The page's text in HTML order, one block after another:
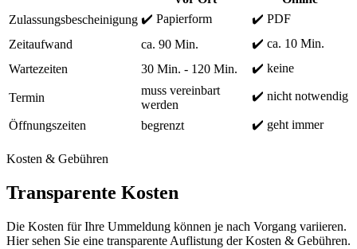
Zulassungsbescheinigung ✔️ Papierform
✔️ PDF
Zeitaufwand
ca. 90 Min.
✔️ ca. 10 Min.
Wartezeiten
30 Min. - 120 Min. ✔️ keine
Termin
muss vereinbart
werden
✔️ nicht notwendig
Öffnungszeiten begrenzt ✔️ geht immer
Kosten & Gebühren
Transparente Kosten
Die Kosten für Ihre Ummeldung können je nach Vorgang variieren.
Hier sehen Sie eine transparente Auflistung der Kosten & Gebühren.